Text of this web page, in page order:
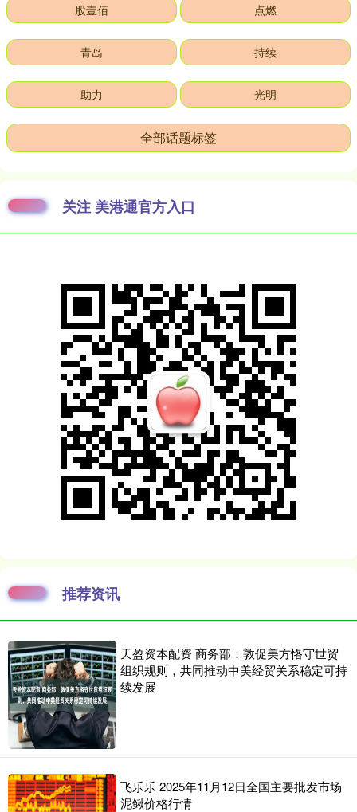
股壹佰 点燃
青岛 持续
助力 光明
全部话题标签
关注 美港通官方入口
推荐资讯
天盈资本配资 商务部：敦促美方恪守世贸
组织规则，共同推动中美经贸关系稳定可持
续发展
飞乐乐 2025年11月12日全国主要批发市场
泥鳅价格行情